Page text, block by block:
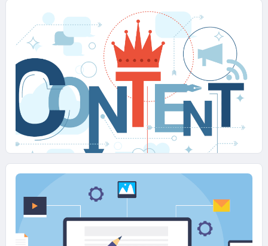
24 GIUGNO 2026
I contenuti efficaci per ogni fase del
marketing funnel
Dalla Reach alla relazione: come
cambia il Content Marketing